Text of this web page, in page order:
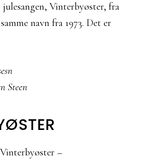
Vinterbyøster, fra
navn fra 1973. Det er
Steen
–